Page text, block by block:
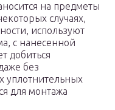
на предметы
случаях,
используют
с нанесенной
добиться
без
уплотнительных
для монтажа